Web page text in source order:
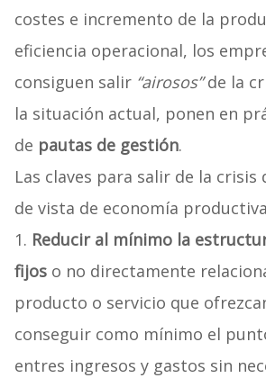
costes e incremento de la
eficiencia operacional, los
consiguen salir “airosos”de la
la situación actual, ponen en
de pautas de gestión.
Las claves para salir de la crisis
de vista de economía
1. Reducir al mínimo la
fijoso no directamente
producto o servicio que
conseguir como mínimo el
entres ingresos y gastos sin